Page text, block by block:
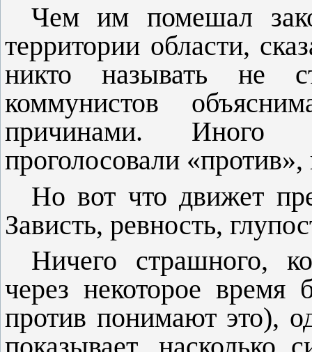
Чем им помешал
терри­тории области,
никто назы­вать не
коммунистов
причинами. Иного
проголосовали
Но вот что движет
За­висть, ревность,
Ничего страшного,
через некоторое время
против пони­мают это),